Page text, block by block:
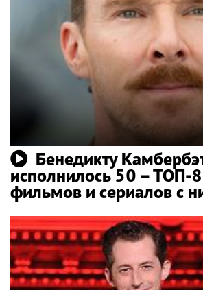
Бенедикту
исполнилось 50 – ТОП-8
фильмов и сериалов с